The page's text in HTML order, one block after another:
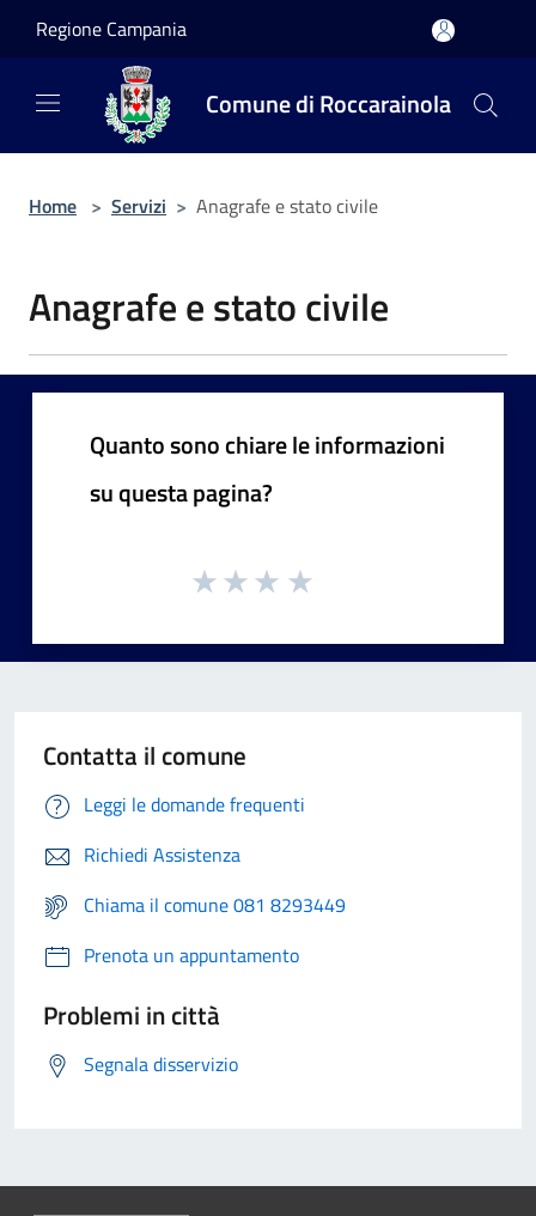
Regione Campania
Comune di Roccarainola
Home > Servizi > Anagrafe e stato civile
Anagrafe e stato civile
Quanto sono chiare le informazioni
su questa pagina?
Contatta il comune
Leggi le domande frequenti
Richiedi Assistenza
Chiama il comune 081 8293449
Prenota un appuntamento
Problemi in città
Segnala disservizio